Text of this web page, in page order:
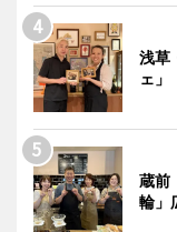
浅草
ェ」
蔵前
輪」